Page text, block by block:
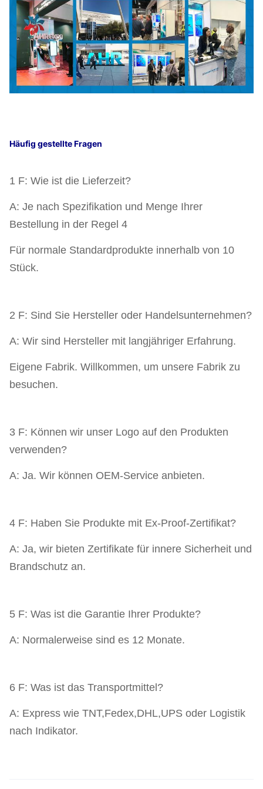
Häufig gestellte Fragen
1 F: Wie ist die Lieferzeit?
A: Je nach Spezifikation und Menge Ihrer
Bestellung in der Regel 4
Für normale Standardprodukte innerhalb von 10
Stück.
2 F: Sind Sie Hersteller oder Handelsunternehmen?
A: Wir sind Hersteller mit langjähriger Erfahrung.
Eigene Fabrik. Willkommen, um unsere Fabrik zu
besuchen.
3 F: Können wir unser Logo auf den Produkten
verwenden?
A: Ja. Wir können OEM-Service anbieten.
4 F: Haben Sie Produkte mit Ex-Proof-Zertifikat?
A: Ja, wir bieten Zertifikate für innere Sicherheit und
Brandschutz an.
5 F: Was ist die Garantie Ihrer Produkte?
A: Normalerweise sind es 12 Monate.
6 F: Was ist das Transportmittel?
A: Express wie TNT,Fedex,DHL,UPS oder Logistik
nach Indikator.